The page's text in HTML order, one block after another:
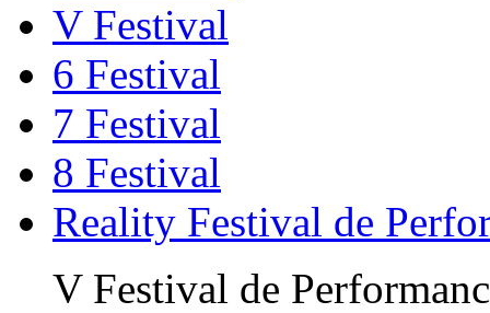
V Festival
6 Festival
7 Festival
8 Festival
Reality Festival de
V Festival de